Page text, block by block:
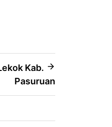
Kab.
Pasuruan